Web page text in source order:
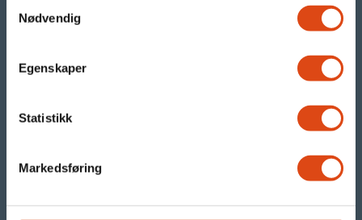
Nødvendig
Egenskaper
Statistikk
Markedsføring
©Parat
Våre nettsteder: